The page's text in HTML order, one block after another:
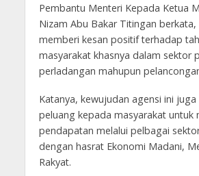
Pembantu Menteri Kepada Ketua
Nizam Abu Bakar Titingan berkata,
memberi kesan positif terhadap
masyarakat khasnya dalam sektor
perladangan mahupun
Katanya, kewujudan agensi ini
peluang kepada masyarakat untuk
pendapatan melalui pelbagai
dengan hasrat Ekonomi Madani,
Rakyat.